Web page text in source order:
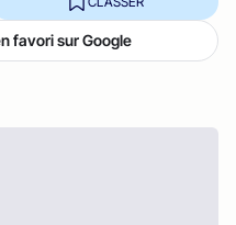
favori sur Google